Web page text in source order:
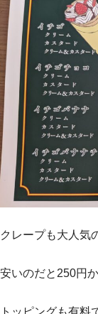
クレープも大人気
安いのだと250円
トッピングも有料